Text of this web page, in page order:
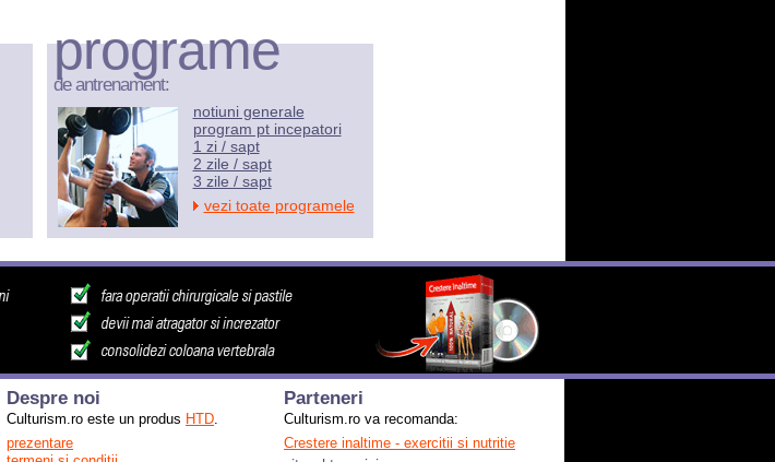
programe
de antrenament:
notiuni generale
program pt incepatori
1 zi / sapt
2 zile / sapt
3 zile / sapt
vezi toate programele
Despre noi
Culturism.ro este un produs HTD.
prezentare
Parteneri
Culturism.ro va recomanda:
Crestere inaltime - exercitii si nutritie